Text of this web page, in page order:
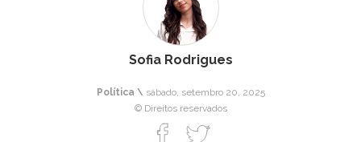
Sofia Rodrigues
Política \ sábado, setembro 20, 2025
© Direitos reservados